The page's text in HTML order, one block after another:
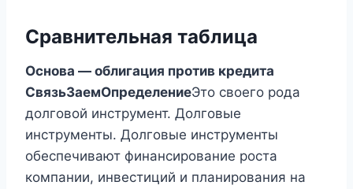
Сравнительная таблица
Основа — облигация против кредита
СвязьЗаемОпределениеЭто своего рода
долговой инструмент. Долговые
инструменты. Долговые инструменты
обеспечивают финансирование роста
компании, инвестиций и планирования на